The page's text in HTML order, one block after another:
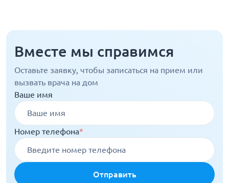
Вместе мы справимся
Оставьте заявку, чтобы записаться на прием или
вызвать врача на дом
Ваше имя
Номер телефона*
Отправить